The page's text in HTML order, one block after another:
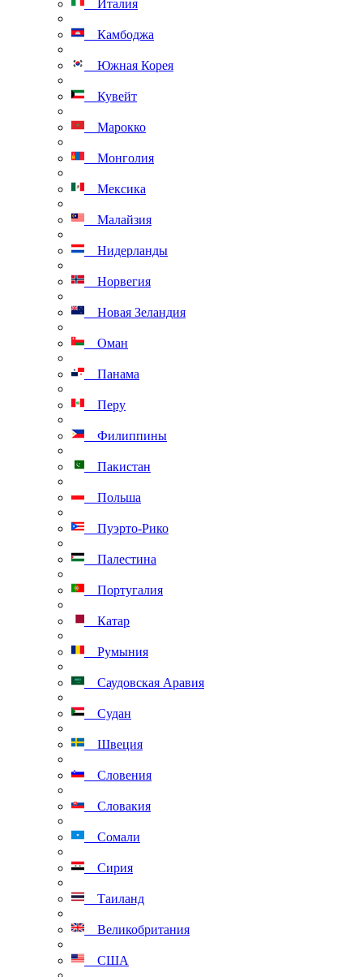
Италия
Камбоджа
Южная Корея
Кувейт
Марокко
Монголия
Мексика
Малайзия
Нидерланды
Норвегия
Новая Зеландия
Оман
Панама
Перу
Филиппины
Пакистан
Польша
Пуэрто-Рико
Палестина
Португалия
Катар
Румыния
Саудовская Аравия
Судан
Швеция
Словения
Словакия
Сомали
Сирия
Таиланд
Великобритания
США